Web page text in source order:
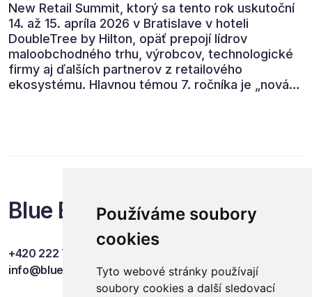
Používáme soubory
cookies
Tyto webové stránky používají
soubory cookies a další sledovací
New Retail Summit, ktorý sa tento rok uskutoční
14. až 15. apríla 2026 v Bratislave v hoteli
DoubleTree by Hilton, opäť prepojí lídrov
maloobchodného trhu, výrobcov, technologické
firmy aj ďalších partnerov z retailového
ekosystému. Hlavnou témou 7. ročníka je „nová
Blue Events
+420 222 749 841
info@blueevents.eu